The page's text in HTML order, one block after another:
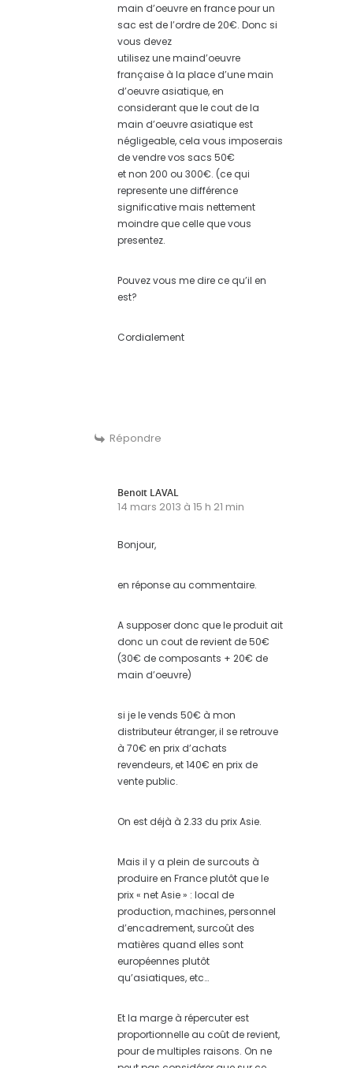
main d’oeuvre en france pour un
sac est de l’ordre de 20€. Donc si
vous devez
utilisez une maind’oeuvre
française à la place d’une main
d’oeuvre asiatique, en
considerant que le cout de la
main d’oeuvre asiatique est
négligeable, cela vous imposerais
de vendre vos sacs 50€
et non 200 ou 300€. (ce qui
represente une différence
significative mais nettement
moindre que celle que vous
presentez.
Pouvez vous me dire ce qu’il en
est?
Cordialement
Répondre
Benoit LAVAL
14 mars 2013 à 15 h 21 min
Bonjour,
en réponse au commentaire.
A supposer donc que le produit ait
donc un cout de revient de 50€
(30€ de composants + 20€ de
main d’oeuvre)
si je le vends 50€ à mon
distributeur étranger, il se retrouve
à 70€ en prix d’achats
revendeurs, et 140€ en prix de
vente public.
On est déjà à 2.33 du prix Asie.
Mais il y a plein de surcouts à
produire en France plutôt que le
prix « net Asie » : local de
production, machines, personnel
d’encadrement, surcoût des
matières quand elles sont
européennes plutôt
qu’asiatiques, etc…
Et la marge à répercuter est
proportionnelle au coût de revient,
pour de multiples raisons. On ne